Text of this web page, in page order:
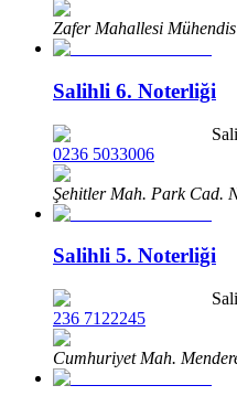
Zafer Mahallesi
Salihli 6. Noterliği
0236 5033006
Şehitler Mah. Park Cad.
Salihli 5. Noterliği
236 7122245
Cumhuriyet Mah.